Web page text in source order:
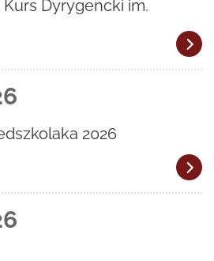
Dyrygencki im.
2026